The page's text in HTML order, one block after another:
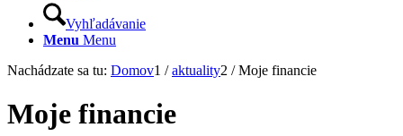
Vyhľadávanie
Menu Menu
Nachádzate sa tu: Domov1 / aktuality2 / Moje financie
Moje financie